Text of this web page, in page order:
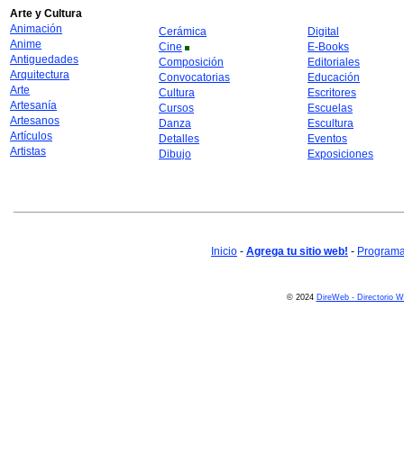
Arte y Cultura
Animación
Anime
Antiguedades
Arquitectura
Arte
Artesanía
Artesanos
Artículos
Artistas
Cerámica
Cine
Composición
Convocatorias
Cultura
Cursos
Danza
Detalles
Dibujo
Digital
E-Books
Editoriales
Educación
Escritores
Escuelas
Escultura
Eventos
Exposiciones
Inicio - Agrega tu sitio web! -
© 2024 DireWeb - Directorio